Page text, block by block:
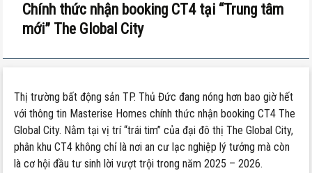
Chính thức nhận booking CT4 tại “Trung tâm
mới” The Global City
Thị trường bất động sản TP. Thủ Đức đang nóng hơn bao giờ hết
với thông tin Masterise Homes chính thức nhận booking CT4 The
Global City. Nằm tại vị trí “trái tim” của đại đô thị The Global City,
phân khu CT4 không chỉ là nơi an cư lạc nghiệp lý tưởng mà còn
là cơ hội đầu tư sinh lời vượt trội trong năm 2025 – 2026.